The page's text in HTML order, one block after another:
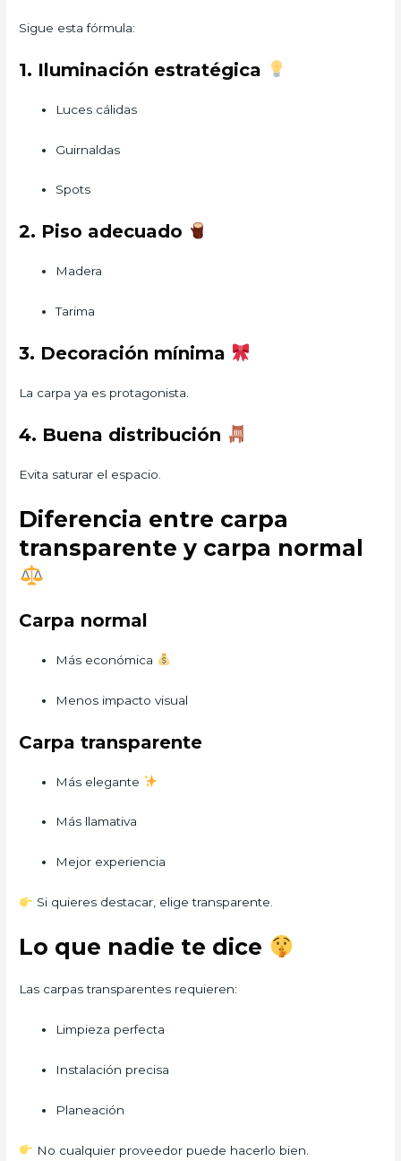
Sigue esta fórmula:
1. Iluminación estratégica
Luces cálidas
Guirnaldas
Spots
2. Piso adecuado
Madera
Tarima
3. Decoración mínima
La carpa ya es protagonista.
4. Buena distribución
Evita saturar el espacio.
Diferencia entre carpa
transparente y carpa normal
Carpa normal
Más económica
Menos impacto visual
Carpa transparente
Más elegante
Más llamativa
Mejor experiencia
Si quieres destacar, elige transparente.
Lo que nadie te dice
Las carpas transparentes requieren:
Limpieza perfecta
Instalación precisa
Planeación
No cualquier proveedor puede hacerlo bien.